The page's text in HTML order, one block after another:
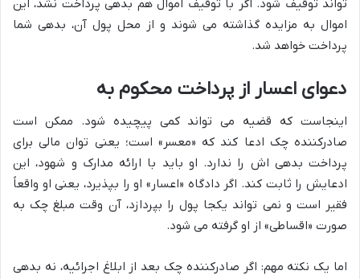
تواند توقیف شود. اگر با توقیف اموال هم بدهی پرداخت نشد، این
اموال به مزایده گذاشته می شوند و از محل پول آن، بدهی شما
پرداخت خواهد شد.
دعوای اعسار از پرداخت محکوم به
اینجاست که قضیه می تواند کمی پیچیده شود. ممکن است
صادرکننده چک ادعا کند که «معسر» است؛ یعنی توان مالی برای
پرداخت بدهی اش را ندارد. او باید با ارائه مدارک و شهود، این
ادعایش را ثابت کند. اگر دادگاه «اعسار» او را بپذیرد، یعنی او واقعاً
فقیر است و نمی تواند یکجا پول را بپردازد، آن وقت مبلغ چک به
صورت «اقساطی» از او گرفته می شود.
اما یک نکته مهم: اگر صادرکننده چک بعد از ابلاغ اجرائیه، نه بدهی